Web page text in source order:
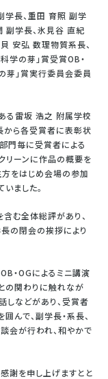
学長、重田 育照 副学
副学長、氷見谷 直紀
安弘 数理物質系長、
学の芽」賞受賞OB・
芽」賞実行委員会委員
る雷坂 浩之 附属学校
から各受賞者に表彰状
門毎に受賞者による
リーンに作品の概要を
をはじめ会場の参加
ました。
む全体総評があり、
の閉会の挨拶により
・OGによるミニ講演
の関わりに触れなが
しなどがあり、受賞者
んで、副学長・系長、
会が行われ、和やかで
謝を申し上げますとと